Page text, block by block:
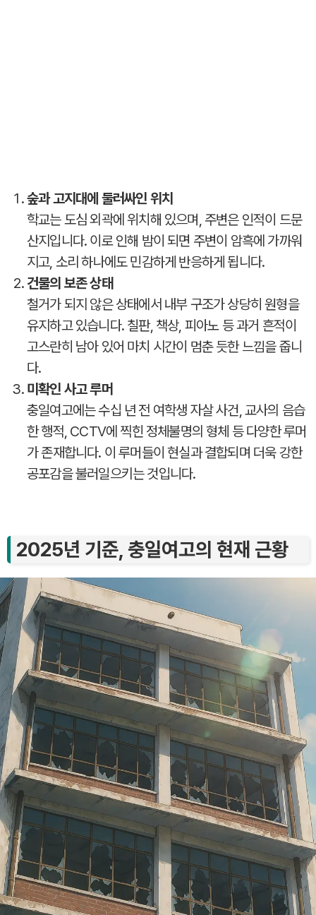
숲과 고지대에 둘러싸인 위치
학교는 도심 외곽에 위치해 있으며, 주변은 인적이 드문
산지입니다. 이로 인해 밤이 되면 주변이 암흑에 가까워
지고, 소리 하나에도 민감하게 반응하게 됩니다.
건물의 보존 상태
철거가 되지 않은 상태에서 내부 구조가 상당히 원형을
유지하고 있습니다. 칠판, 책상, 피아노 등 과거 흔적이
고스란히 남아 있어 마치 시간이 멈춘 듯한 느낌을 줍니
다.
미확인 사고 루머
충일여고에는 수십 년 전 여학생 자살 사건, 교사의 음습
한 행적, CCTV에 찍힌 정체불명의 형체 등 다양한 루머
가 존재합니다. 이 루머들이 현실과 결합되며 더욱 강한
공포감을 불러일으키는 것입니다.
2025년 기준, 충일여고의 현재 근황